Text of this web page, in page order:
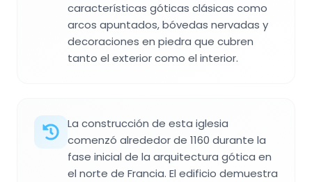
características góticas clásicas como
arcos apuntados, bóvedas nervadas y
decoraciones en piedra que cubren
tanto el exterior como el interior.
La construcción de esta iglesia
comenzó alrededor de 1160 durante la
fase inicial de la arquitectura gótica en
el norte de Francia. El edificio demuestra